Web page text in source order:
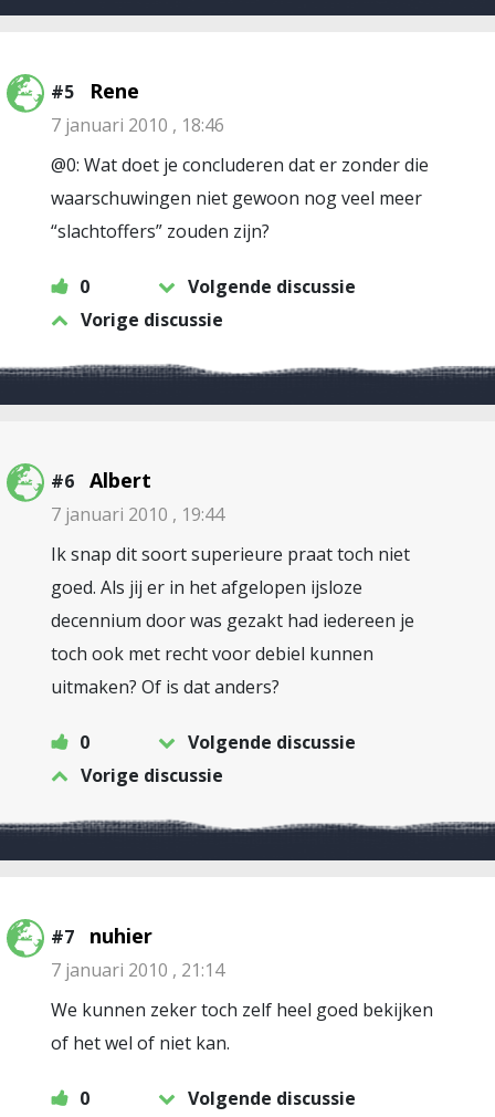
#5 Rene
7 januari 2010 , 18:46
@0: Wat doet je concluderen dat er zonder die
waarschuwingen niet gewoon nog veel meer
“slachtoffers” zouden zijn?
0
Volgende discussie
Vorige discussie
#6 Albert
7 januari 2010 , 19:44
Ik snap dit soort superieure praat toch niet
goed. Als jij er in het afgelopen ijsloze
decennium door was gezakt had iedereen je
toch ook met recht voor debiel kunnen
uitmaken? Of is dat anders?
0
Volgende discussie
Vorige discussie
#7 nuhier
7 januari 2010 , 21:14
We kunnen zeker toch zelf heel goed bekijken
of het wel of niet kan.
0 Volgende discussie